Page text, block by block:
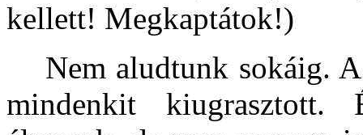
kellett! Megkaptátok!)
Nem aludtunk sokáig. A
mindenkit kiugrasztott.